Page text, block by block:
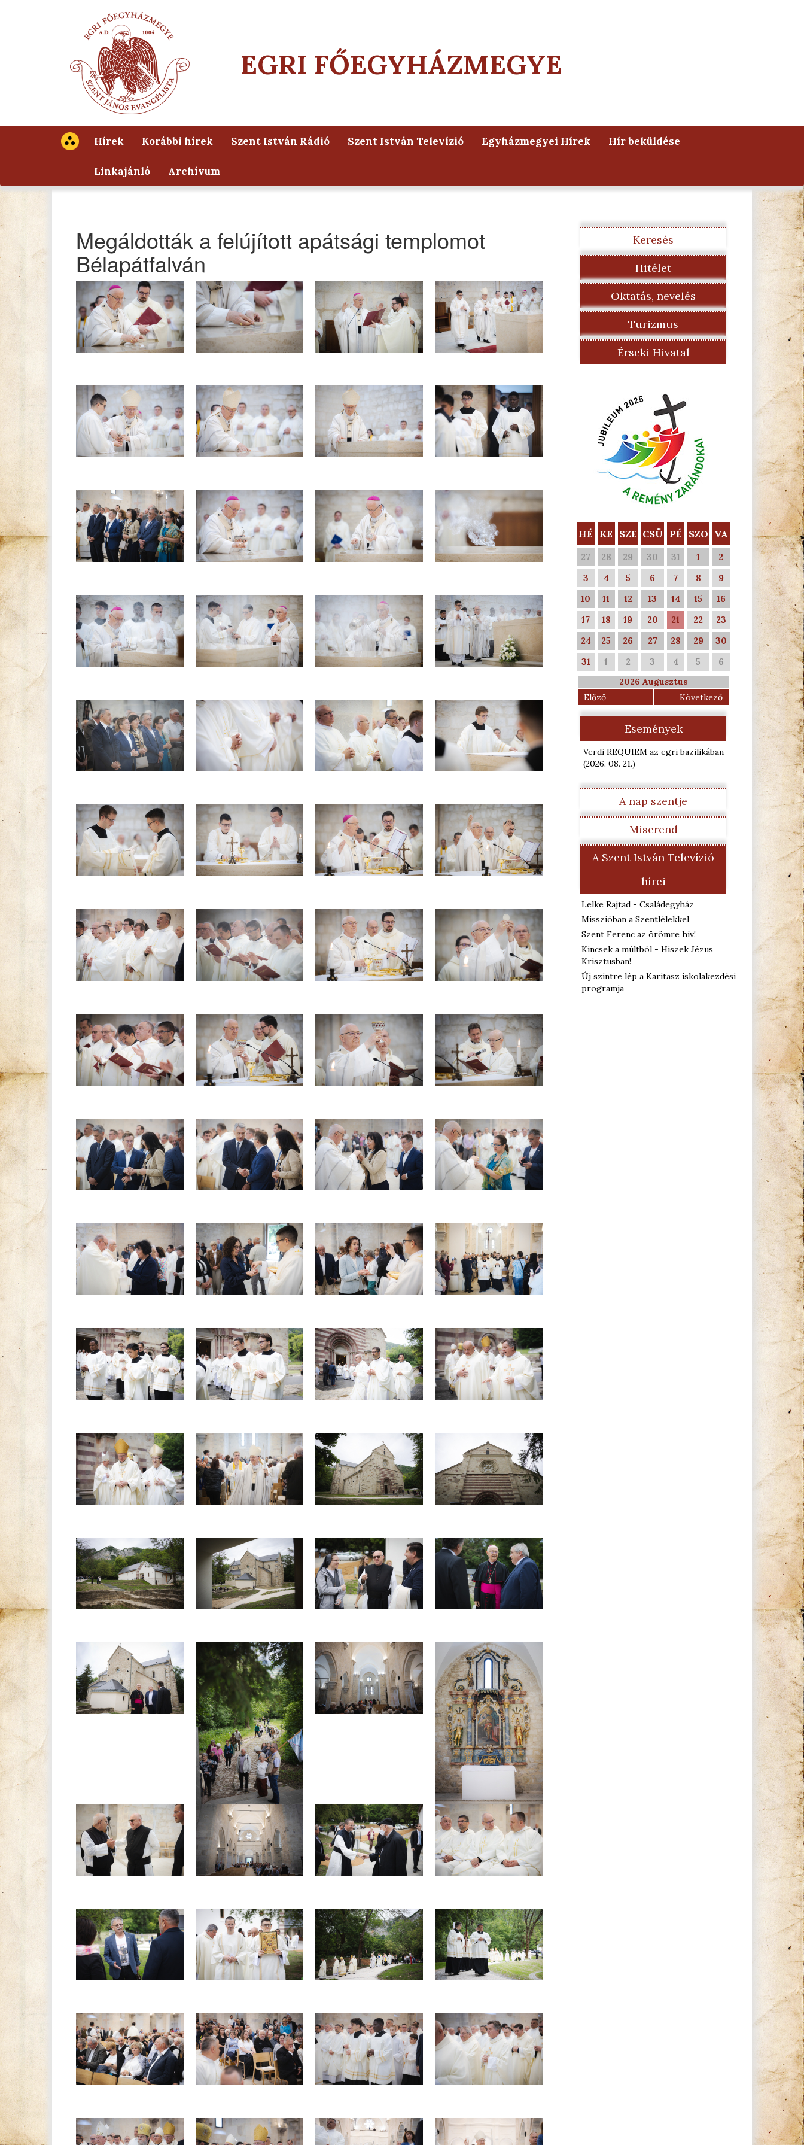
EGRI FŐEGYHÁZMEGYE
Hírek Korábbi hírek Szent István Rádió Szent István Televízió Egyházmegyei Hírek Hír beküldése
Linkajánló Archívum
Megáldották a felújított apátsági templomot
Bélapátfalván
Keresés
Hitélet
Oktatás, nevelés
Turizmus
Érseki Hivatal
HÉ KE SZE CSÜ PÉ SZO VA
27 28 29 30 31 1
2
3
4 5 6 7 8
9
10
11 12 13 14 15
16
17
18 19 20 21 22
23
24
25 26 27 28 29
30
31
1 2 3 4 5 6
2026 Augusztus
Előző
Következő
Események
Verdi REQUIEM az egri bazilikában
(2026. 08. 21.)
A nap szentje
Miserend
A Szent István Televízió
hírei
Lelke Rajtad - Családegyház
Misszióban a Szentlélekkel
Szent Ferenc az örömre hív!
Kincsek a múltból - Hiszek Jézus
Krisztusban!
Új szintre lép a Karitasz iskolakezdési
programja